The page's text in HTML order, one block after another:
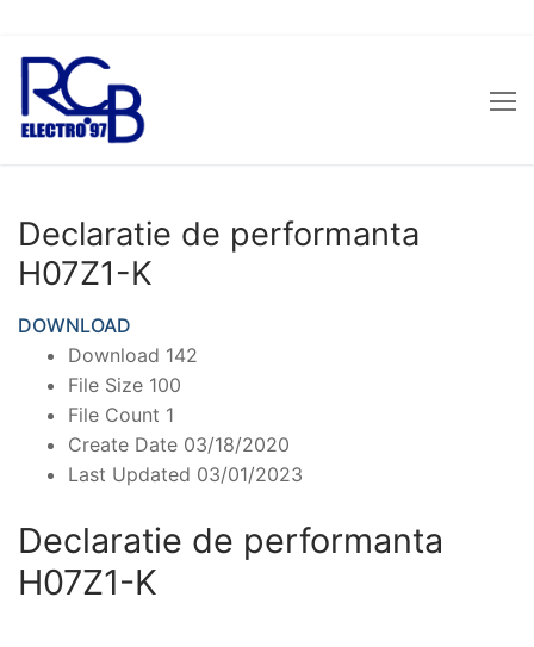
Sari
conținut
Declaratie de performanta
H07Z1-K
DOWNLOAD
Download 142
File Size 100
File Count 1
Create Date 03/18/2020
Last Updated 03/01/2023
Declaratie de performanta
H07Z1-K